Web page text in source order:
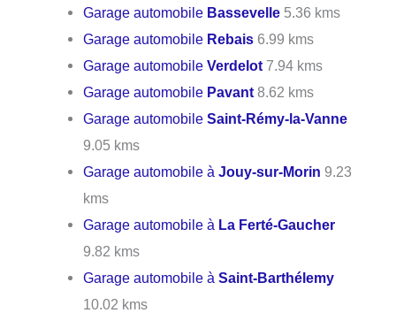
Garage automobile Bassevelle 5.36 kms
Garage automobile Rebais 6.99 kms
Garage automobileVerdelot 7.94 kms
Garage automobile Pavant 8.62 kms
Garage automobileSaint-Rémy-la-Vanne
9.05 kms
Garage automobile àJouy-sur-Morin 9.23
kms
Garage automobile à La Ferté-Gaucher
9.82 kms
Garage automobile àSaint-Barthélemy
10.02 kms